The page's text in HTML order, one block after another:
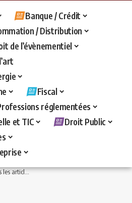
Banque / Crédit
/ Distribution
de l’évènementiel
Fiscal
réglementées
et TIC
Droit Public
les articles >Concurrence / Consommation /